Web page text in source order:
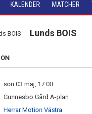
KALENDER MATCHER
Lunds BOIS
sön 03 maj, 17:00
Gunnesbo Gård A-plan
Herrar Motion Västra